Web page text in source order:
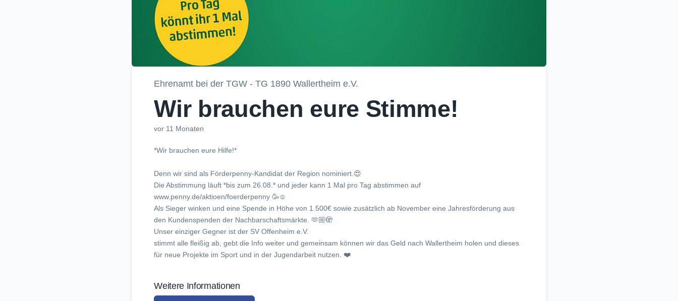
Ehrenamt bei der TGW - TG 1890 Wallertheim e.V.
Wir brauchen eure Stimme!
vor 11 Monaten
*Wir brauchen eure Hilfe!*
Denn wir sind als Förderpenny-Kandidat der Region nominiert.😍
Die Abstimmung läuft *bis zum 26.08.* und jeder kann 1 Mal pro Tag abstimmen auf
www.penny.de/aktioen/foerderpenny 🥳☺️
Als Sieger winken und eine Spende in Höhe von 1.500€ sowie zusätzlich ab November eine Jahresförderung aus
den Kundenspenden der Nachbarschaftsmärkte. 🫶🏼🫣
Unser einziger Gegner ist der SV Offenheim e.V.
stimmt alle fleißig ab, gebt die Info weiter und gemeinsam können wir das Geld nach Wallertheim holen und dieses
für neue Projekte im Sport und in der Jugendarbeit nutzen. ❤️
Weitere Informationen